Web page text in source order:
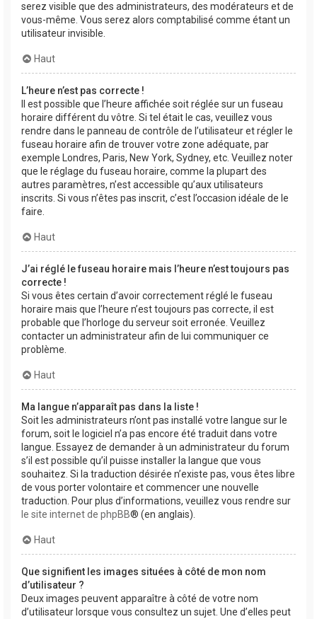
serez visible que des administrateurs, des modérateurs et de
vous-même. Vous serez alors comptabilisé comme étant un
utilisateur invisible.
Haut
L’heure n’est pas correcte !
Il est possible que l’heure affichée soit réglée sur un fuseau
horaire différent du vôtre. Si tel était le cas, veuillez vous
rendre dans le panneau de contrôle de l’utilisateur et régler le
fuseau horaire afin de trouver votre zone adéquate, par
exemple Londres, Paris, New York, Sydney, etc. Veuillez noter
que le réglage du fuseau horaire, comme la plupart des
autres paramètres, n’est accessible qu’aux utilisateurs
inscrits. Si vous n’êtes pas inscrit, c’est l’occasion idéale de le
faire.
Haut
J’ai réglé le fuseau horaire mais l’heure n’est toujours pas
correcte !
Si vous êtes certain d’avoir correctement réglé le fuseau
horaire mais que l’heure n’est toujours pas correcte, il est
probable que l’horloge du serveur soit erronée. Veuillez
contacter un administrateur afin de lui communiquer ce
problème.
Haut
Ma langue n’apparaît pas dans la liste !
Soit les administrateurs n’ont pas installé votre langue sur le
forum, soit le logiciel n’a pas encore été traduit dans votre
langue. Essayez de demander à un administrateur du forum
s’il est possible qu’il puisse installer la langue que vous
souhaitez. Si la traduction désirée n’existe pas, vous êtes libre
de vous porter volontaire et commencer une nouvelle
traduction. Pour plus d’informations, veuillez vous rendre sur
le site internet de phpBB® (en anglais).
Haut
Que signifient les images situées à côté de mon nom
d’utilisateur ?
Deux images peuvent apparaître à côté de votre nom
d’utilisateur lorsque vous consultez un sujet. Une d’elles peut